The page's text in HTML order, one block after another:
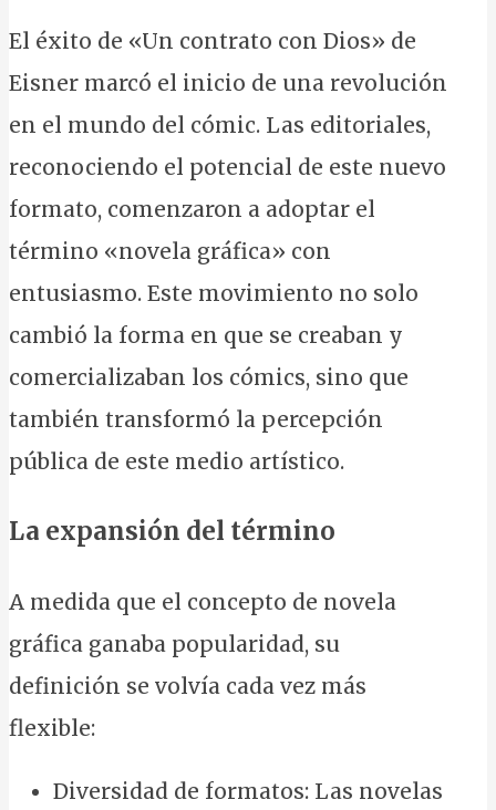
El éxito de «Un contrato con Dios» de
Eisner marcó el inicio de una revolución
en el mundo del cómic. Las editoriales,
reconociendo el potencial de este nuevo
formato, comenzaron a adoptar el
término «novela gráfica» con
entusiasmo. Este movimiento no solo
cambió la forma en que se creaban y
comercializaban los cómics, sino que
también transformó la percepción
pública de este medio artístico.
La expansión del término
A medida que el concepto de novela
gráfica ganaba popularidad, su
definición se volvía cada vez más
flexible:
Diversidad de formatos: Las novelas